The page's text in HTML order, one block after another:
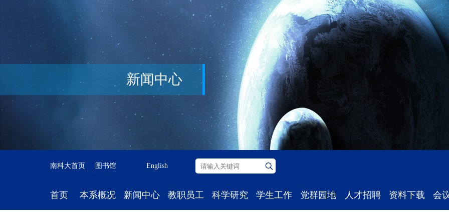
新闻中心
南科大首页 图书馆 English
首页 本系概况 新闻中心 教职员工 科学研究 学生工作 党群园地 人才招聘 资料下载 会